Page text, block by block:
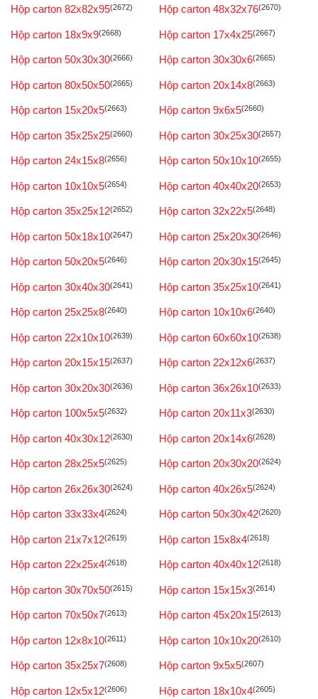
Hộp carton 82x82x95(2672) Hộp carton 48x32x76(2670)
Hộp carton 18x9x9(2668) Hộp carton 17x4x25(2667)
Hộp carton 50x30x30(2666) Hộp carton 30x30x6(2665)
Hộp carton 80x50x50(2665) Hộp carton 20x14x8(2663)
Hộp carton 15x20x5(2663) Hộp carton 9x6x5(2660)
Hộp carton 35x25x25(2660) Hộp carton 30x25x30(2657)
Hộp carton 24x15x8(2656) Hộp carton 50x10x10(2655)
Hộp carton 10x10x5(2654) Hộp carton 40x40x20(2653)
Hộp carton 35x25x12(2652) Hộp carton 32x22x5(2648)
Hộp carton 50x18x10(2647) Hộp carton 25x20x30(2646)
Hộp carton 50x20x5(2646) Hộp carton 20x30x15(2645)
Hộp carton 30x40x30(2641) Hộp carton 35x25x10(2641)
Hộp carton 25x25x8(2640) Hộp carton 10x10x6(2640)
Hộp carton 22x10x10(2639) Hộp carton 60x60x10(2638)
Hộp carton 20x15x15(2637) Hộp carton 22x12x6(2637)
Hộp carton 30x20x30(2636) Hộp carton 36x26x10(2633)
Hộp carton 100x5x5(2632) Hộp carton 20x11x3(2630)
Hộp carton 40x30x12(2630) Hộp carton 20x14x6(2628)
Hộp carton 28x25x5(2625) Hộp carton 20x30x20(2624)
Hộp carton 26x26x30(2624) Hộp carton 40x26x5(2624)
Hộp carton 33x33x4(2624) Hộp carton 50x30x42(2620)
Hộp carton 21x7x12(2619) Hộp carton 15x8x4(2618)
Hộp carton 22x25x4(2618) Hộp carton 40x40x12(2618)
Hộp carton 30x70x50(2615) Hộp carton 15x15x3(2614)
Hộp carton 70x50x7(2613) Hộp carton 45x20x15(2613)
Hộp carton 12x8x10(2611) Hộp carton 10x10x20(2610)
Hộp carton 35x25x7(2608) Hộp carton 9x5x5(2607)
Hộp carton 12x5x12(2606) Hộp carton 18x10x4(2605)